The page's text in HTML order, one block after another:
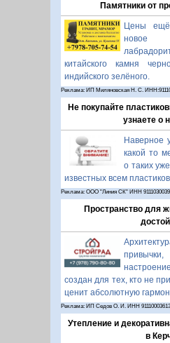
Памятники от
Цены
новое
китайского камня
индийского зелёного.
Реклама: ИП Миляновская Н. С.
Не покупайте
узнаете о
Наверное
какой то
о таких
известных всем
Реклама: ООО "Линия СК" ИНН
Пространство для
создан для тех, кто не
ценит абсолютную
Реклама: ИП Седов О. И. ИНН
Утепление и
в